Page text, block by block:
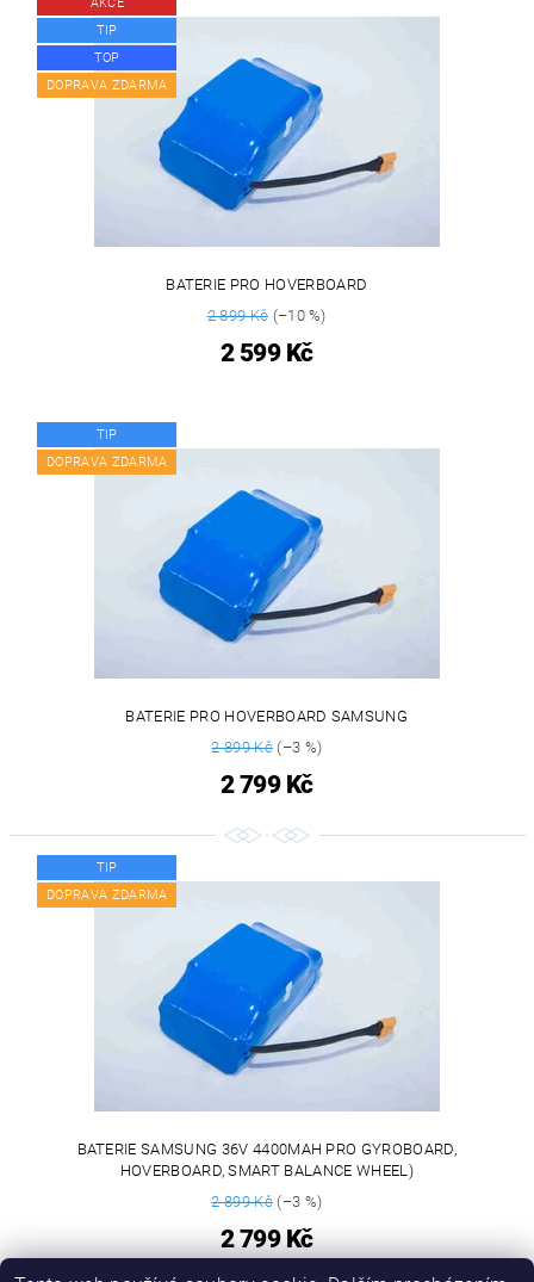
TIP
TOP
DOPRAVA ZDARMA
BATERIE PRO HOVERBOARD
2 899 Kč(–10 %)
2 599 Kč
TIP
DOPRAVA ZDARMA
BATERIE PRO HOVERBOARD SAMSUNG
2 899 Kč(–3 %)
2 799 Kč
TIP
DOPRAVA ZDARMA
BATERIE SAMSUNG 36V 4400MAH PRO GYROBOARD,
HOVERBOARD, SMART BALANCE WHEEL)
2 899 Kč(–3 %)
2 799 Kč